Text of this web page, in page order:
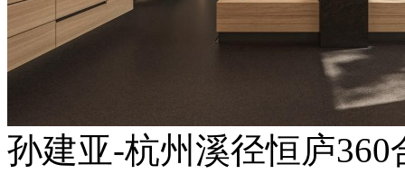
孙建亚-杭州溪径恒庐360